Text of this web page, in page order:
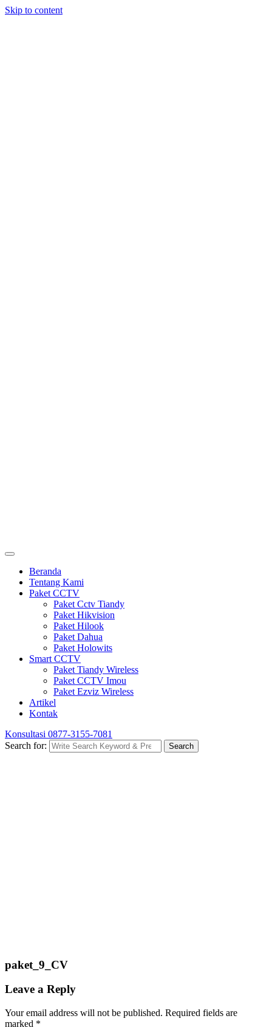
Skip to content
Beranda
Tentang Kami
Paket CCTV
Paket Cctv Tiandy
Paket Hikvision
Paket Hilook
Paket Dahua
Paket Holowits
Smart CCTV
Paket Tiandy Wireless
Paket CCTV Imou
Paket Ezviz Wireless
Artikel
Kontak
Konsultasi 0877-3155-7081
Search for:
Search
paket_9_CV
Leave a Reply
Your email address will not be published. Required fields are
marked *